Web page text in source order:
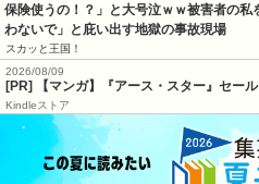
保険使うの！？」と大号泣ｗｗ被害者の
わないで」と庇い出す地獄の事故現場
スカッと王国！
2026/08/09
[PR] 【マンガ】『アース・スター』セー
Kindleストア